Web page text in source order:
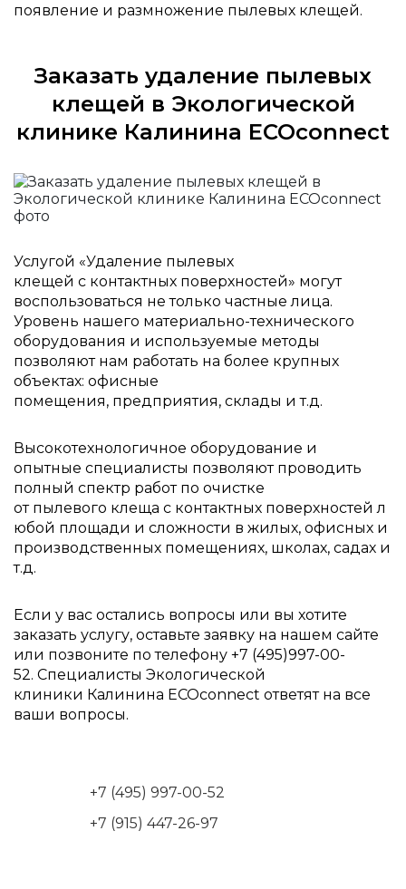
появление и размножение пылевых клещей.
Заказать удаление пылевых
клещей в Экологической
клинике Калинина ECOconnect
Услугой «Удаление пылевых
клещей с контактных поверхностей» могут
воспользоваться не только частные лица.
Уровень нашего материально-технического
оборудования и используемые методы
позволяют нам работать на более крупных
объектах: офисные
помещения, предприятия, склады и т.д.
Высокотехнологичное оборудование и
опытные специалисты позволяют проводить
полный спектр работ по очистке
от пылевого клеща с контактных поверхностей л
юбой площади и сложности в жилых, офисных и
производственных помещениях, школах, садах и
т.д.
Если у вас остались вопросы или вы хотите
заказать услугу, оставьте заявку на нашем сайте
или позвоните по телефону +7 (495)997-00-
52. Специалисты Экологической
клиники Калинина ECOconnect ответят на все
ваши вопросы.
+7 (495) 997-00-52
+7 (915) 447-26-97